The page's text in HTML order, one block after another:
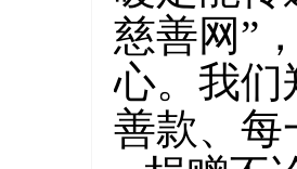
慈善网”
心。我们
善款、每